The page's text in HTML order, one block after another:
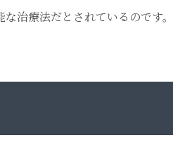
治療法だとされているのです。